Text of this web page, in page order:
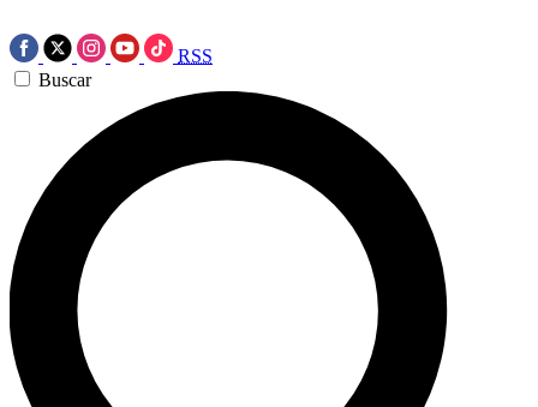
RSS
Buscar